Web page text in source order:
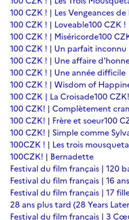
100 CZK ! | Les Vengeances
100 CZK ! | Loveable100 CZK !
100 CZK ! | Miséricorde100
100 CZK ! | Un parfait inconnu
100 CZK ! | Une affaire
100 CZK ! | Une année difficile
100 CZK ! | Wisdom of
100 CZK | La Croisade100
100 CZK! | Complètement
100 CZK! | Frère et soeur100
100 CZK! | Simple comme
100CZK ! | Les trois
100CZK! | Bernadette
Festival du film français | 120
Festival du film français | 16 ans
Festival du film français | 17
28 ans plus tard (28 Years
Festival du film français | 3